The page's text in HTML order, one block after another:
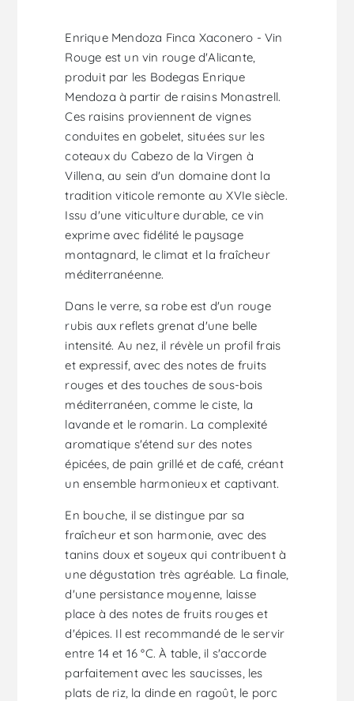
Enrique Mendoza Finca Xaconero - Vin
Rouge est un vin rouge d'Alicante,
produit par les Bodegas Enrique
Mendoza à partir de raisins Monastrell.
Ces raisins proviennent de vignes
conduites en gobelet, situées sur les
coteaux du Cabezo de la Virgen à
Villena, au sein d'un domaine dont la
tradition viticole remonte au XVIe siècle.
Issu d'une viticulture durable, ce vin
exprime avec fidélité le paysage
montagnard, le climat et la fraîcheur
méditerranéenne.
Dans le verre, sa robe est d'un rouge
rubis aux reflets grenat d'une belle
intensité. Au nez, il révèle un profil frais
et expressif, avec des notes de fruits
rouges et des touches de sous-bois
méditerranéen, comme le ciste, la
lavande et le romarin. La complexité
aromatique s'étend sur des notes
épicées, de pain grillé et de café, créant
un ensemble harmonieux et captivant.
En bouche, il se distingue par sa
fraîcheur et son harmonie, avec des
tanins doux et soyeux qui contribuent à
une dégustation très agréable. La finale,
d'une persistance moyenne, laisse
place à des notes de fruits rouges et
d'épices. Il est recommandé de le servir
entre 14 et 16 °C. À table, il s'accorde
parfaitement avec les saucisses, les
plats de riz, la dinde en ragoût, le porc